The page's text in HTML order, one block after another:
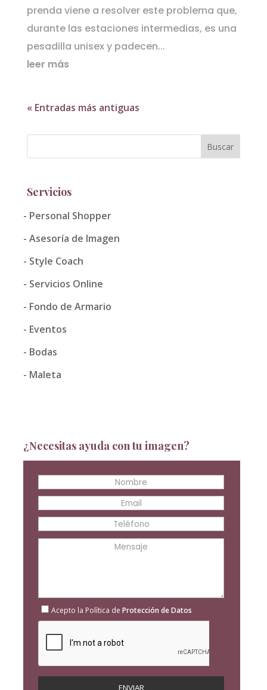
prenda viene a resolver este problema que,
durante las estaciones intermedias, es una
pesadilla unisex y padecen...
leer más
« Entradas más antiguas
Servicios
Personal Shopper
Asesoría de Imagen
Style Coach
Servicios Online
Fondo de Armario
Eventos
Bodas
Maleta
¿Necesitas ayuda con tu imagen?
Acepto la Política deProtección de Datos